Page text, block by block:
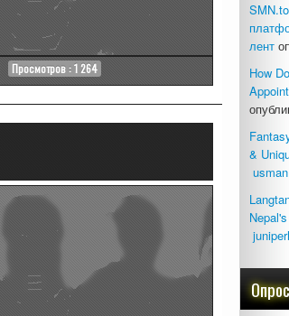
Просмотров : 1 264
лент
How
&
Опрос